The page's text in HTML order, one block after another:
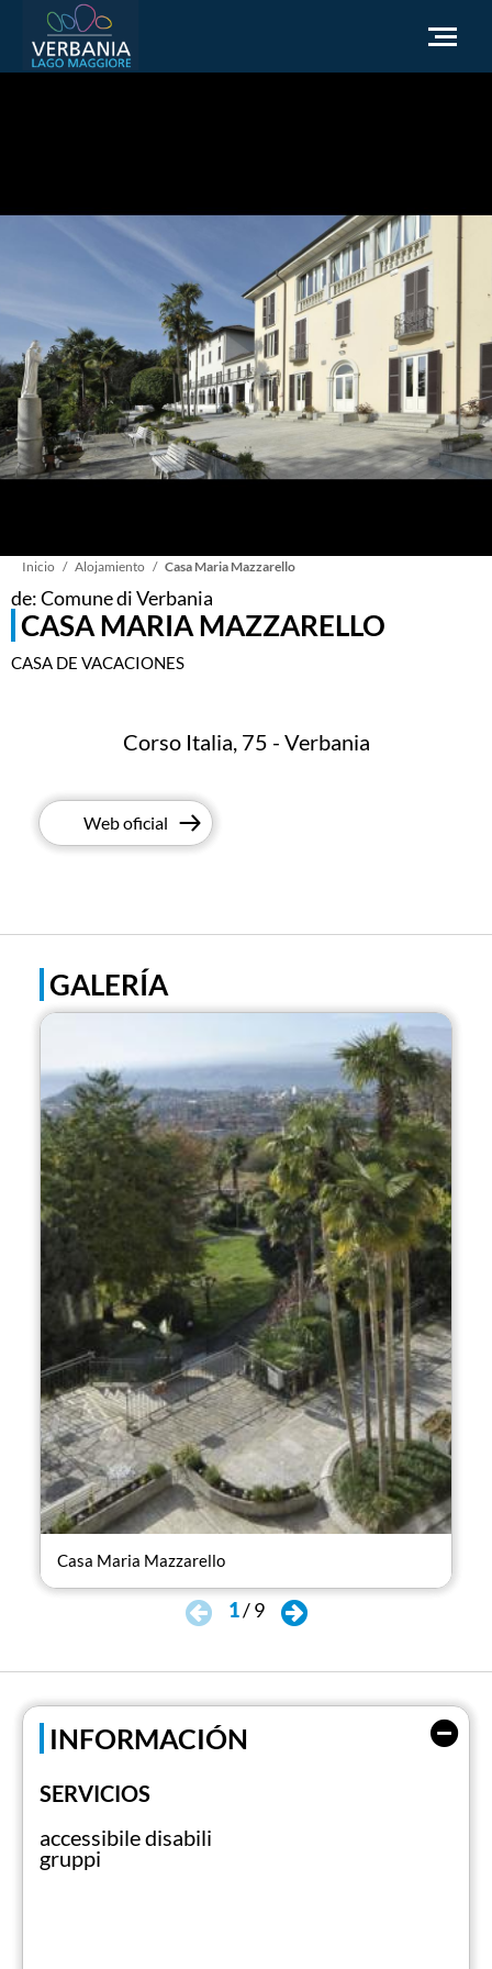
Punto de información turística
Podemos ayudarte?
Ir al sitio web oficial
Sobrescribir
enlaces
ayuda
a
navegación
Inicio Alojamiento Casa Maria Mazzarello
de: Comune di Verbania
CASA MARIA MAZZARELLO
CASA DE VACACIONES
Corso Italia, 75 - Verbania
Web oficial
GALERÍA
Casa Maria Mazzarello
1/9
INFORMACIÓN
SERVICIOS
accessibile disabili
gruppi